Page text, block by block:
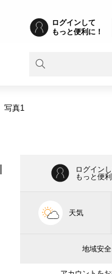
ログインして
もっと便利に！
写真1
ログイン
もっと便利
天気
地域安